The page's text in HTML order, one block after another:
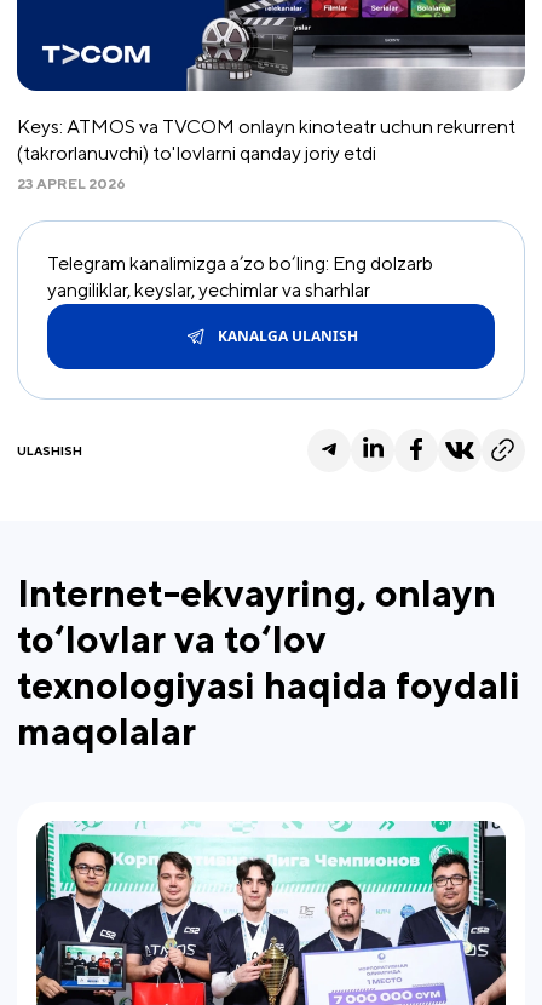
Keys: ATMOS va TVCOM onlayn kinoteatr uchun rekurrent
(takrorlanuvchi) to'lovlarni qanday joriy etdi
23 APREL 2026
Telegram kanalimizga a’zo bo‘ling: Eng dolzarb
yangiliklar, keyslar, yechimlar va sharhlar
KANALGA ULANISH
ULASHISH
Internet-ekvayring, onlayn
to‘lovlar va to‘lov
texnologiyasi haqida foydali
maqolalar